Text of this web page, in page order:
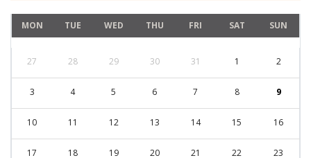
MON TUE WED THU FRI SAT SUN
27 28 29 30 31 1 2
3 4 5 6 7 8 9
10 11 12 13 14 15 16
17 18 19 20 21 22 23